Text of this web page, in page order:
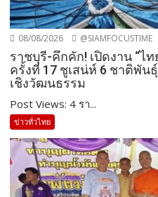
08/08/2026 @SIAMFOCUSTIME
ราชบุรี-คึกคัก! เปิดงาน “ไ
ครั้งที่ 17 ชูเสน่ห์ 6 ชาติพัน
เชิงวัฒนธรรม
Post Views: 4 รา...
ข่าวทั่วไทย